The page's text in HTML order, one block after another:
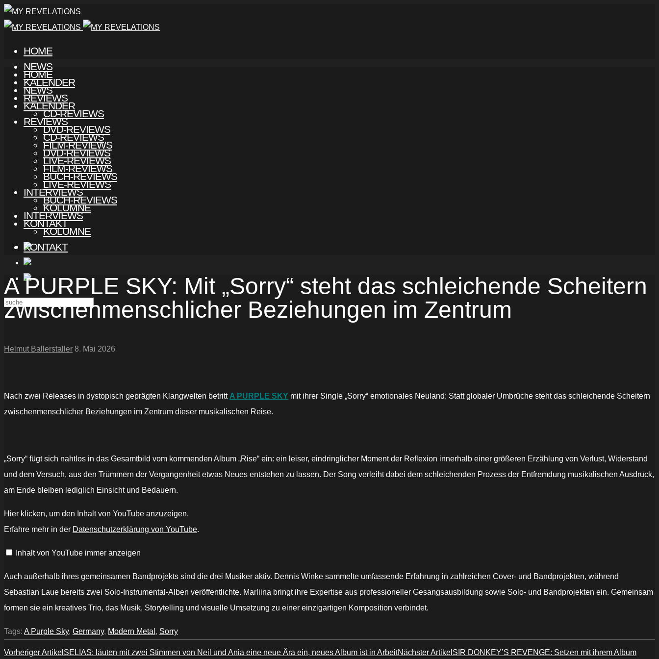
HOME
NEWS
KALENDER
REVIEWS
CD-REVIEWS
DVD-REVIEWS
FILM-REVIEWS
LIVE-REVIEWS
BUCH-REVIEWS
INTERVIEWS
KOLUMNE
KONTAKT
HOME
NEWS
KALENDER
REVIEWS
CD-REVIEWS
DVD-REVIEWS
FILM-REVIEWS
LIVE-REVIEWS
BUCH-REVIEWS
INTERVIEWS
KOLUMNE
KONTAKT
A PURPLE SKY: Mit „Sorry“ steht das schleichende Scheitern
zwischenmenschlicher Beziehungen im Zentrum
Helmut Ballerstaller 8. Mai 2026
Nach zwei Releases in dystopisch geprägten Klangwelten betritt A PURPLE SKY mit ihrer Single „Sorry“ emotionales Neuland: Statt globaler Umbrüche steht das schleichende Scheitern
zwischenmenschlicher Beziehungen im Zentrum dieser musikalischen Reise.
„Sorry“ fügt sich nahtlos in das Gesamtbild vom kommenden Album „Rise“ ein: ein leiser, eindringlicher Moment der Reflexion innerhalb einer größeren Erzählung von Verlust, Widerstand
und dem Versuch, aus den Trümmern der Vergangenheit etwas Neues entstehen zu lassen. Der Song verleiht dabei dem schleichenden Prozess der Entfremdung musikalischen Ausdruck,
am Ende bleiben lediglich Einsicht und Bedauern.
„A
Purple
–
YouTube
Hier klicken, um den Inhalt von YouTube anzuzeigen.
Erfahre mehr in der Datenschutzerklärung von YouTube.
Inhalt von YouTube immer anzeigen
Auch außerhalb ihres gemeinsamen Bandprojekts sind die drei Musiker aktiv. Dennis Winke sammelte umfassende Erfahrung in zahlreichen Cover- und Bandprojekten, während
Sebastian Laue bereits zwei Solo-Instrumental-Alben veröffentlichte. Marliina bringt ihre Expertise aus professioneller Gesangsausbildung sowie Solo- und Bandprojekten ein. Gemeinsam
formen sie ein kreatives Trio, das Musik, Storytelling und visuelle Umsetzung zu einer einzigartigen Komposition verbindet.
Tags: A Purple Sky, Germany, Modern Metal , Sorry
Vorheriger Artikel SELIAS: läuten mit zwei Stimmen von Neil und Ania eine neue Ära ein, neues Album ist in ArbeitNächster Artikel SIR DONKEY’S REVENGE: Setzen mit ihrem Album